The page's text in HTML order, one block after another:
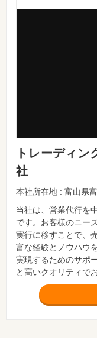
トレーディン
社
本社所在地 : 富山県
当社は、営業代行を
です。お客様のニー
実行に移すことで、
富な経験とノウハウ
実現するためのサポ
と高いクオリティでお